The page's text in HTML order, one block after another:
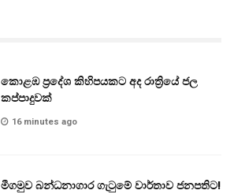
කොළඹ ප්‍රදේශ කිහිපයකට අද රාත්‍රියේ ජල
කප්පාදුවක්
16 minutes ago
මීගමුව බන්ධනාගාර ගැටුමේ වාර්තාව ජනපතිට!